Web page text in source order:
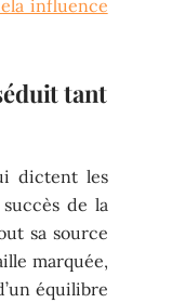
influence
tant
dictent les
de la
sa source
marquée,
équilibre